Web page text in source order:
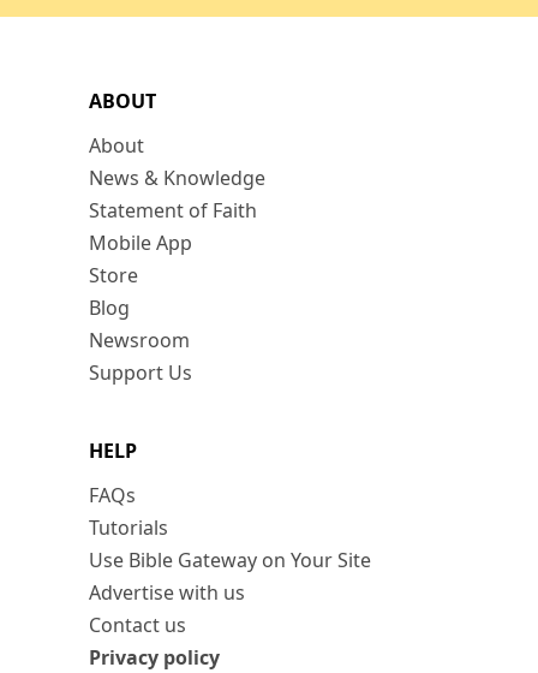
ABOUT
About
News & Knowledge
Statement of Faith
Mobile App
Store
Blog
Newsroom
Support Us
HELP
FAQs
Tutorials
Use Bible Gateway on Your Site
Advertise with us
Contact us
Privacy policy